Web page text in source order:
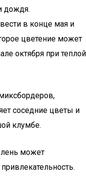
дождя.
в конце мая и
цветение может
октября при теплой
соседние цветы и
клумбе.
может